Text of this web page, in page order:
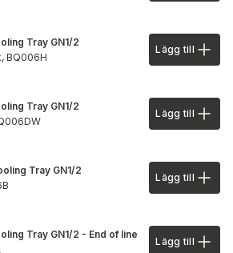
Tray GN1/2
BQ006H Lägg till i
Lägg till
Tray GN1/2
Lägg till i
Lägg till
Tray GN1/2
Lägg till i
Lägg till
Tray GN1/2 - End of line
Lägg till i
Lägg till